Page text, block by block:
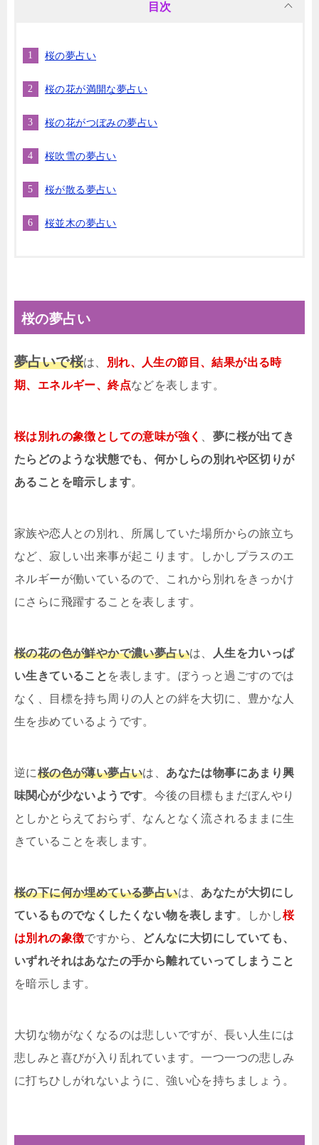
目次
桜の夢占い
桜の花が満開な夢占い
桜の花がつぼみの夢占い
桜吹雪の夢占い
桜が散る夢占い
桜並木の夢占い
桜の夢占い
夢占いで桜は、
別れ、人生の節目、結果が出る時
期、エネルギー、終点などを表します。
桜は別れの象徴としての意味が強く
夢に桜が出てき
たらどのような状態でも、何かしらの別れや区切りが
あることを暗示します。
家族や恋人との別れ、所属していた場所からの旅立ち
など、寂しい出来事が起こります。しかしプラスのエ
ネルギーが働いているので、これから別れをきっかけ
にさらに飛躍することを表します。
桜の花の色が鮮やかで濃い夢占いは、
人生を力いっぱ
い生きていること を表します。ぼうっと過ごすのでは
なく、目標を持ち周りの人との絆を大切に、豊かな人
生を歩めているようです。
逆に桜の色が薄い夢占いは、 あなたは物事にあまり興
味関心が少ないようです。今後の目標もまだぼんやり
としかとらえておらず、なんとなく流されるままに生
きていることを表します。
桜の下に何か埋めている夢占いは、 あなたが大切にし
ているものでなくしたくない物を表します。しかし桜
は別れの象徴ですから、 どんなに大切にしていても、
いずれそれはあなたの手から離れていってしまうこと
を暗示します。
大切な物がなくなるのは悲しいですが、長い人生には
悲しみと喜びが入り乱れています。一つ一つの悲しみ
に打ちひしがれないように、強い心を持ちましょう。